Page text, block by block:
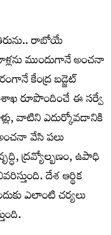
రాబోయే
ముందుగానే అంచనా
కేంద్ర బడ్జెట్‌
రూపొందించే ఈ సర్వే
వాటిని ఎదుర్కోవడానికి
వేసి పలు
ద్రవ్యోల్బణం, ఉపాధి
దేశ ఆర్థిక
ఎలాంటి చర్యలు